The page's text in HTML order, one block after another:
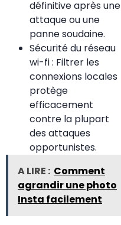
définitive après une
attaque ou une
panne soudaine.
Sécurité du réseau
wi-fi : Filtrer les
connexions locales
protège
efficacement
contre la plupart
des attaques
opportunistes.
A LIRE : Comment
agrandir une photo
Insta facilement